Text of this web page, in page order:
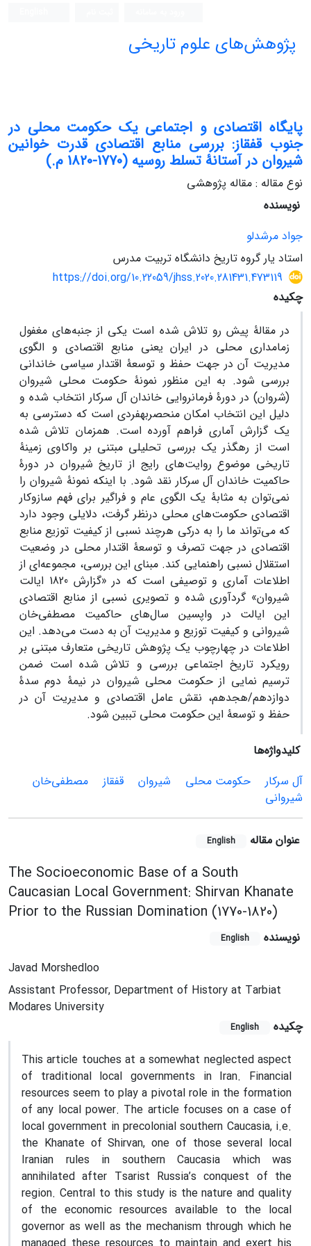
پژوهش‌های علوم تاریخی
پایگاه اقتصادی و اجتماعی یک حکومت‌ محلی در
جنوب قفقاز: بررسی منابع اقتصادی قدرت خوانین
شیروان در آستانۀ تسلط روسیه (1770-1820 م.)
نوع مقاله : مقاله پژوهشی
نویسنده
جواد مرشدلو
استاد یار گروه تاریخ دانشگاه تربیت مدرس
https://doi.org/10.22059/jhss.2020.281431.473119
چکیده
در مقالۀ پیش رو تلاش شده است یکی از جنبه‌های مغفول
زمامداری محلی در ایران یعنی منابع اقتصادی و الگوی
مدیریت آن در جهت حفظ و توسعۀ اقتدار سیاسی خاندانی
بررسی شود. به این منظور نمونۀ حکومت محلی شیروان
(شروان) در دورۀ فرمانروایی خاندان آل سرکار انتخاب شده و
دلیل این انتخاب امکان منحصربه­فردی است که دسترسی به
یک گزارش آماری فراهم آورده است. همزمان تلاش شده
است از رهگذر یک بررسی تحلیلی مبتنی بر واکاوی زمینۀ
تاریخی موضوع روایت‌های رایج از تاریخ شیروان در دورۀ
حاکمیت خاندان آل سرکار نقد شود. با اینکه نمونۀ شیروان را
نمی‌توان به مثابۀ یک الگوی عام و فراگیر برای فهم سازوکار
اقتصادی حکومت‌های محلی درنظر گرفت، دلایلی وجود دارد
که می‌تواند ما را به درکی هرچند نسبی از کیفیت توزیع منابع
اقتصادی در جهت تصرف و توسعۀ اقتدار محلی در وضعیت
استقلال نسبی راهنمایی کند. مبنای این بررسی، مجموعه‌ای از
اطلاعات آماری و توصیفی است که در «گزارش 1820 ایالت
شیروان» گردآوری شده و تصویری نسبی از منابع اقتصادی
این ایالت در واپسین سال‌های حاکمیت مصطفی‌خان
شیروانی و کیفیت توزیع و مدیریت آن به دست می‌دهد. این
اطلاعات در چهارچوب یک پژوهش تاریخی متعارف مبتنی بر
رویکرد تاریخ اجتماعی بررسی و تلاش شده است ضمن
ترسیم نمایی از حکومت محلی شیروان در نیمۀ دوم سدۀ
دوازدهم/هجدهم، نقش عامل اقتصادی و مدیریت آن در
حفظ و توسعۀ این حکومت محلی تببین شود.
کلیدواژه‌ها
آل سرکار
حکومت محلی شیروان قفقاز
مصطفی‌خان
شیروانی
عنوان مقاله English
The Socioeconomic Base of a South
Caucasian Local Government: Shirvan Khanate
Prior to the Russian Domination (1770-1820)
نویسنده English
Javad Morshedloo
Assistant Professor, Department of History at Tarbiat
Modares University
چکیده
English
This article touches at a somewhat neglected aspect
of traditional local governments in Iran. Financial
resources seem to play a pivotal role in the formation
of any local power. The article focuses on a case of
local government in precolonial southern Caucasia, i.e.
the Khanate of Shirvan, one of those several local
Iranian rules in southern Caucasia which was
annihilated after Tsarist Russia’s conquest of the
region. Central to this study is the nature and quality
of the economic resources available to the local
governor as well as the mechanism through which he